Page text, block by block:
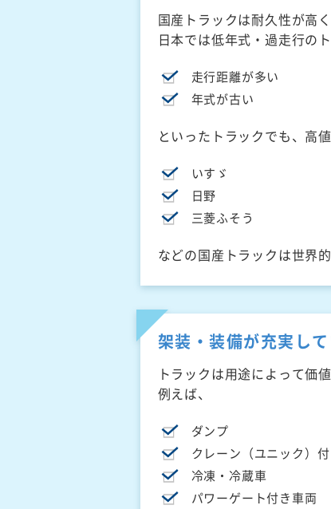
国産トラックは耐久性が高
日本では低年式・過走行の
走行距離が多い
年式が古い
といったトラックでも、高
いすゞ
日野
三菱ふそう
などの国産トラックは世界
架装・装備が充実し
トラックは用途によって価
例えば、
ダンプ
クレーン（ユニック）付
冷凍・冷蔵車
パワーゲート付き車両